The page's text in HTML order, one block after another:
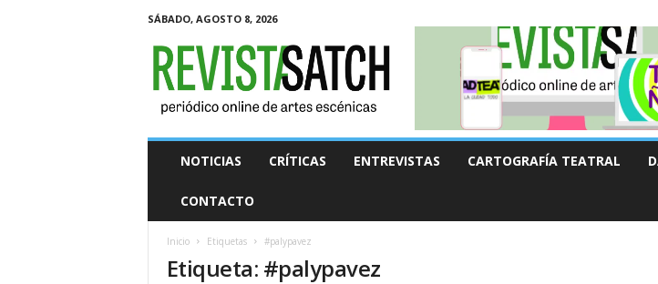
SÁBADO, AGOSTO 8, 2026
NOTICIAS CRÍTICAS ENTREVISTAS CARTOGRAFÍA TEATRAL
CONTACTO
Inicio Etiquetas #palypavez
Etiqueta: #palypavez